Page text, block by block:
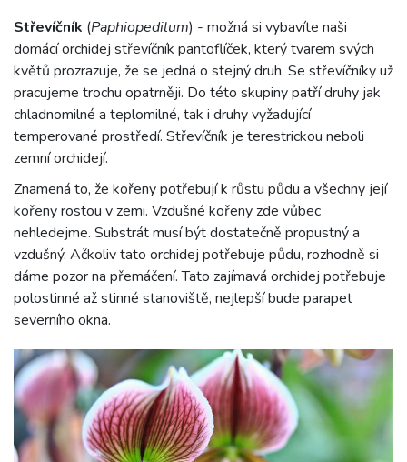
Střevíčník (Paphiopedilum) - možná si vybavíte naši
domácí orchidej střevíčník pantoflíček, který tvarem svých
květů prozrazuje, že se jedná o stejný druh. Se střevíčníky už
pracujeme trochu opatrněji. Do této skupiny patří druhy jak
chladnomilné a teplomilné, tak i druhy vyžadující
temperované prostředí. Střevíčník je terestrickou neboli
zemní orchidejí.
Znamená to, že kořeny potřebují k růstu půdu a všechny její
kořeny rostou v zemi. Vzdušné kořeny zde vůbec
nehledejme. Substrát musí být dostatečně propustný a
vzdušný. Ačkoliv tato orchidej potřebuje půdu, rozhodně si
dáme pozor na přemáčení. Tato zajímavá orchidej potřebuje
polostinné až stinné stanoviště, nejlepší bude parapet
severního okna.